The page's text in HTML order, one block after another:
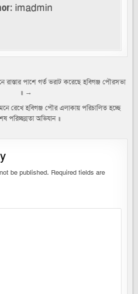
imadmin
রাস্তার পাশে গর্ত ভরাট করেছে হবিগঞ্জ পৌরসভা
॥ →
রেখে হবিগঞ্জ পৌর এলাকায় পরিচালিত হচ্ছে
পরিচ্ছন্নতা অভিযান ॥
be published. Required fields are